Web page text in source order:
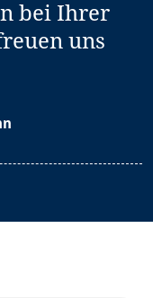
bei Ihrer
uns